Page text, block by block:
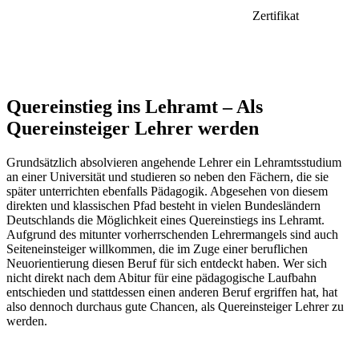
Zertifikat
Quereinstieg ins Lehramt – Als
Quereinsteiger Lehrer werden
Grundsätzlich absolvieren angehende Lehrer ein Lehramtsstudium
an einer Universität und studieren so neben den Fächern, die sie
später unterrichten ebenfalls Pädagogik. Abgesehen von diesem
direkten und klassischen Pfad besteht in vielen Bundesländern
Deutschlands die Möglichkeit eines Quereinstiegs ins Lehramt.
Aufgrund des mitunter vorherrschenden Lehrermangels sind auch
Seiteneinsteiger willkommen, die im Zuge einer beruflichen
Neuorientierung diesen Beruf für sich entdeckt haben. Wer sich
nicht direkt nach dem Abitur für eine pädagogische Laufbahn
entschieden und stattdessen einen anderen Beruf ergriffen hat, hat
also dennoch durchaus gute Chancen, als Quereinsteiger Lehrer zu
werden.